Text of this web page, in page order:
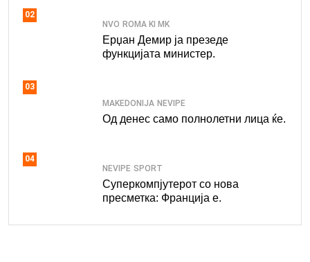
02
NVO ROMA KI MK
Ерџан Демир ја презеде
функцијата министер.
03
MAKEDONIJA NEVIPE
Од денес само полнолетни лица ќе.
04
NEVIPE SPORT
Суперкомпјутерот со нова
пресметка: Франција е.